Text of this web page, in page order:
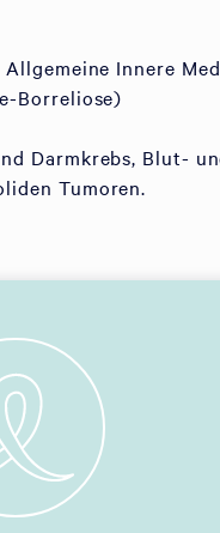
Innere
Borreliose)
Darmkrebs, Blut-
Tumoren.